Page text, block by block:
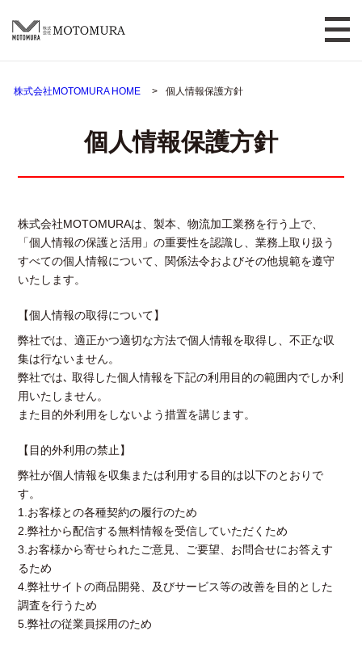
株式会社MOTOMURA HOME 個人情報保護方針
個人情報保護方針
株式会社MOTOMURAは、製本、物流加工業務を行う上で、
「個人情報の保護と活用」の重要性を認識し、業務上取り扱う
すべての個人情報について、関係法令およびその他規範を遵守
いたします。
【個人情報の取得について】
弊社では、適正かつ適切な方法で個人情報を取得し、不正な収
集は行ないません。
弊社では､ 取得した個人情報を下記の利用目的の範囲内でしか利
用いたしません。
また目的外利用をしないよう措置を講じます。
【目的外利用の禁止】
弊社が個人情報を収集または利用する目的は以下のとおりで
す。
1.お客様との各種契約の履行のため
2.弊社から配信する無料情報を受信していただくため
3.お客様から寄せられたご意見、ご要望、お問合せにお答えす
るため
4.弊社サイトの商品開発、及びサービス等の改善を目的とした
調査を行うため
5.弊社の従業員採用のため